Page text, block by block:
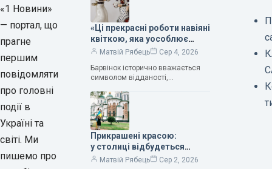
«1 Новини»
— портал, що
прагне
першим
повідомляти
про головні
події в
Україні та
світі. Ми
пишемо про
«Ці прекрасні роботи навіяні
квіткою, яка уособлює
нескінченне кохання», —
Людмила Карпінська-
Романюк
Матвій Рябець
Сер 4, 2026
Барвінок історично вважається
символом відданості,
та тривалого подружнього союзу.
Саме тому ця рослина надихала і
продовжує надихати митців на
Прикрашені красою:
у столиці відбудеться
дев’ятий фестиваль
Матвій Рябець Сер 2, 2026